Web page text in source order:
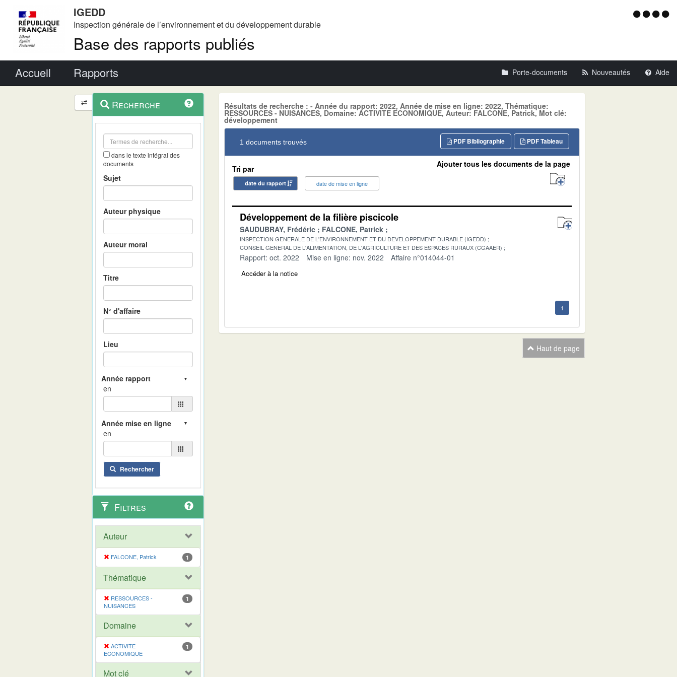
IGEDD
Inspection générale de l’environnement et du développement durable
Base des rapports publiés
Menu
Accueil Rapports Porte-documents Nouveautés Aide
Navigation
et
outils
contextuel
Recherche
dans le texte intégral des
documents
Sujet
Auteur physique
Auteur moral
Titre
N° d'affaire
Lieu
en
en
Rechercher
Filtres
Auteur
FALCONE, Patrick 1
Thématique
RESSOURCES -
NUISANCES
1
Domaine
ACTIVITE
ECONOMIQUE
1
Mot clé
Résultats de recherche : - Année du rapport: 2022, Année de mise en ligne: 2022, Thématique:
RESSOURCES - NUISANCES, Domaine: ACTIVITE ECONOMIQUE, Auteur: FALCONE, Patrick, Mot clé:
développement
1 documents trouvés PDF Tableau
PDF Bibliographie
Tri par
date du rapport date de mise en ligne
Ajouter tous les documents de la page
Développement de la filière piscicole
SAUDUBRAY, Frédéric FALCONE, Patrick
INSPECTION GENERALE DE L'ENVIRONNEMENT ET DU DEVELOPPEMENT DURABLE (IGEDD)
CONSEIL GENERAL DE L'ALIMENTATION, DE L'AGRICULTURE ET DES ESPACES RURAUX (CGAAER)
Rapport: oct. 2022 Mise en ligne: nov. 2022 Affaire n°014044-01
Accéder à la notice
1
Haut de page